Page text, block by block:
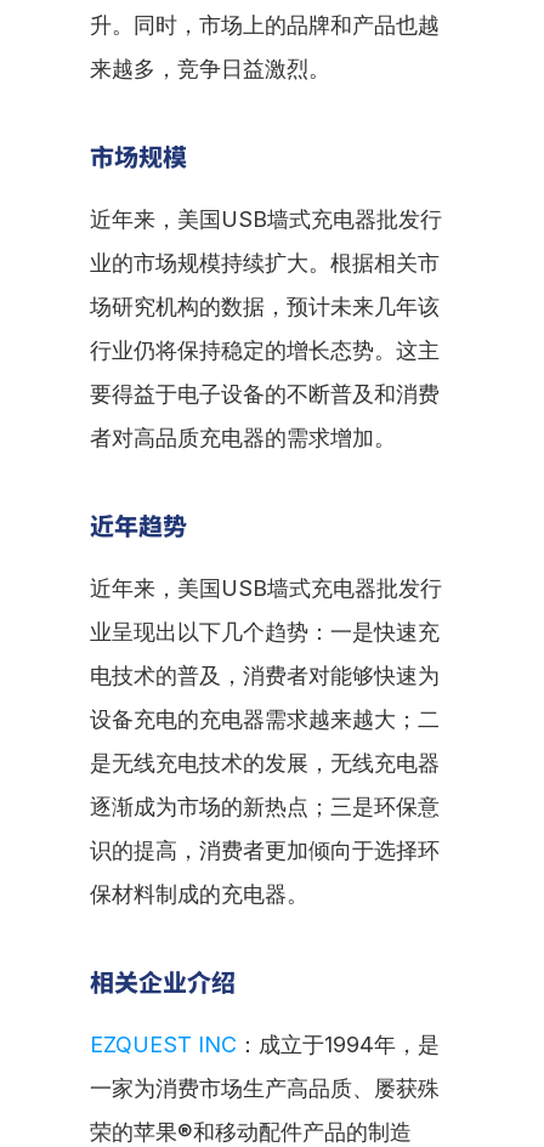
升。同时，市场上的品牌和产品也越
来越多，竞争日益激烈。
市场规模
近年来，美国USB墙式充电器批发行
业的市场规模持续扩大。根据相关市
场研究机构的数据，预计未来几年该
行业仍将保持稳定的增长态势。这主
要得益于电子设备的不断普及和消费
者对高品质充电器的需求增加。
近年趋势
近年来，美国USB墙式充电器批发行
业呈现出以下几个趋势：一是快速充
电技术的普及，消费者对能够快速为
设备充电的充电器需求越来越大；二
是无线充电技术的发展，无线充电器
逐渐成为市场的新热点；三是环保意
识的提高，消费者更加倾向于选择环
保材料制成的充电器。
相关企业介绍
EZQUEST INC ：成立于1994年，是
一家为消费市场生产高品质、屡获殊
荣的苹果®和移动配件产品的制造